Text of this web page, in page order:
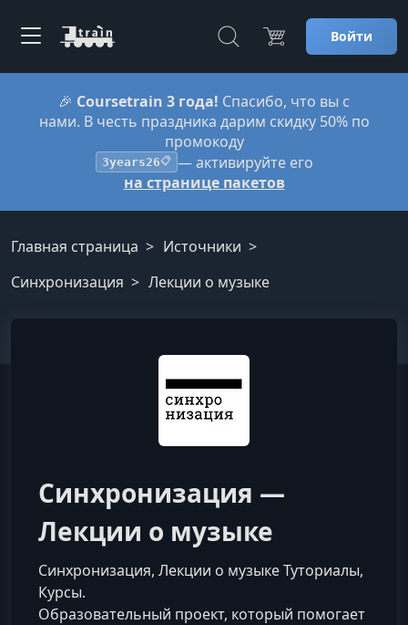
Войти
🎉 Coursetrain 3 года! Спасибо, что вы с
нами. В честь праздника дарим скидку 50% по
промокоду
3years26📋 — активируйте его
на странице пакетов
Главная страница
Источники
Синхронизация
Лекции о музыке
Синхронизация —
Лекции о музыке
Синхронизация, Лекции о музыке Туториалы,
Курсы.
Образовательный проект, который помогает